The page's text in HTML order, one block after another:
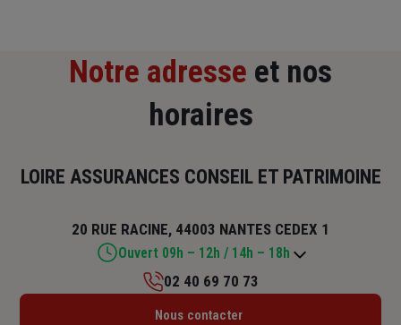
Notre adresse et nos
horaires
LOIRE ASSURANCES CONSEIL ET PATRIMOINE
20 RUE RACINE, 44003 NANTES CEDEX 1
Ouvert 09h – 12h / 14h – 18h
Lundi : 09h – 12h / 14h – 18h
02 40 69 70 73
Nous contacter